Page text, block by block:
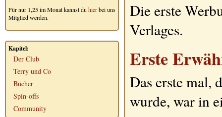
Für nur 1,25 im Monat kannst du hierbei uns
Mitglied werden.
Kapitel:
Der Club
Terry und Co
Bücher
Spin-offs
Community
Die erste
Verlages.
Erste
Das erste mal,
wurde, war in